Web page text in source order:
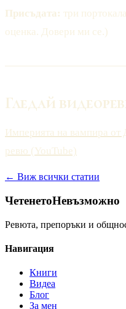
Присъдата: три
оценка. Довери ми се.)
Гледай
Империята на вампира
ревю (YouTube)
← Виж всички статии
ЧетенетоНевъзможно
Ревюта, препоръки и
Навигация
Книги
Видеа
Блог
За мен